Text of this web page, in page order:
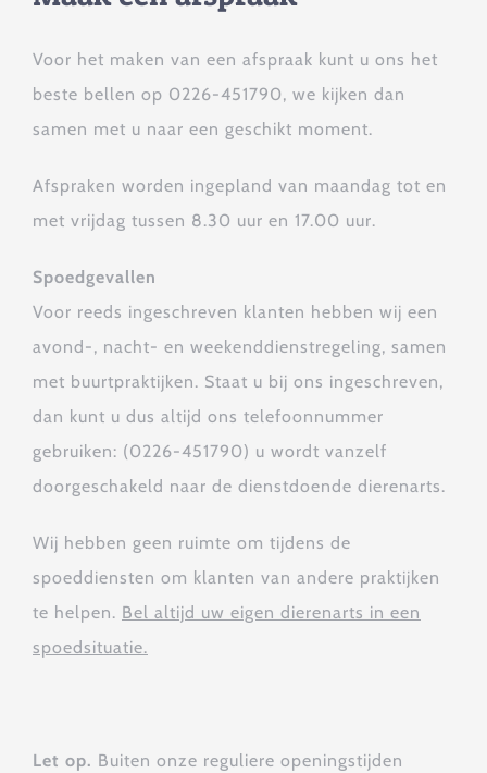
Voor het maken van een afspraak kunt u ons het
beste bellen op 0226-451790, we kijken dan
samen met u naar een geschikt moment.
Afspraken worden ingepland van maandag tot en
met vrijdag tussen 8.30 uur en 17.00 uur.
Spoedgevallen
Voor reeds ingeschreven klanten hebben wij een
avond-, nacht- en weekenddienstregeling, samen
met buurtpraktijken. Staat u bij ons ingeschreven,
dan kunt u dus altijd ons telefoonnummer
gebruiken: (0226-451790) u wordt vanzelf
doorgeschakeld naar de dienstdoende dierenarts.
Wij hebben geen ruimte om tijdens de
spoeddiensten om klanten van andere praktijken
te helpen. Bel altijd uw eigen dierenarts in een
spoedsituatie.
Let op. Buiten onze reguliere openingstijden